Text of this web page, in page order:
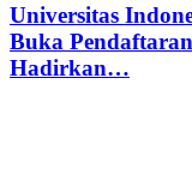
Universitas
Buka
Hadirkan…